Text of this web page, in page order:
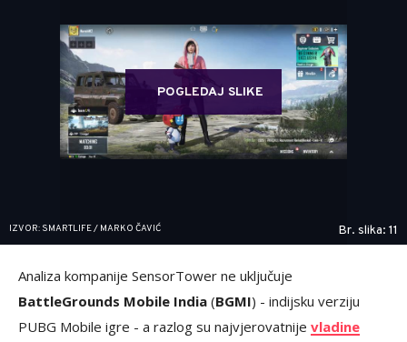
POGLEDAJ SLIKE
IZVOR: SMARTLIFE / MARKO ČAVIĆ Br. slika: 11
Analiza kompanije SensorTower ne uključuje
BattleGrounds Mobile India (BGMI) - indijsku verziju
PUBG Mobile igre - a razlog su najvjerovatnije vladine